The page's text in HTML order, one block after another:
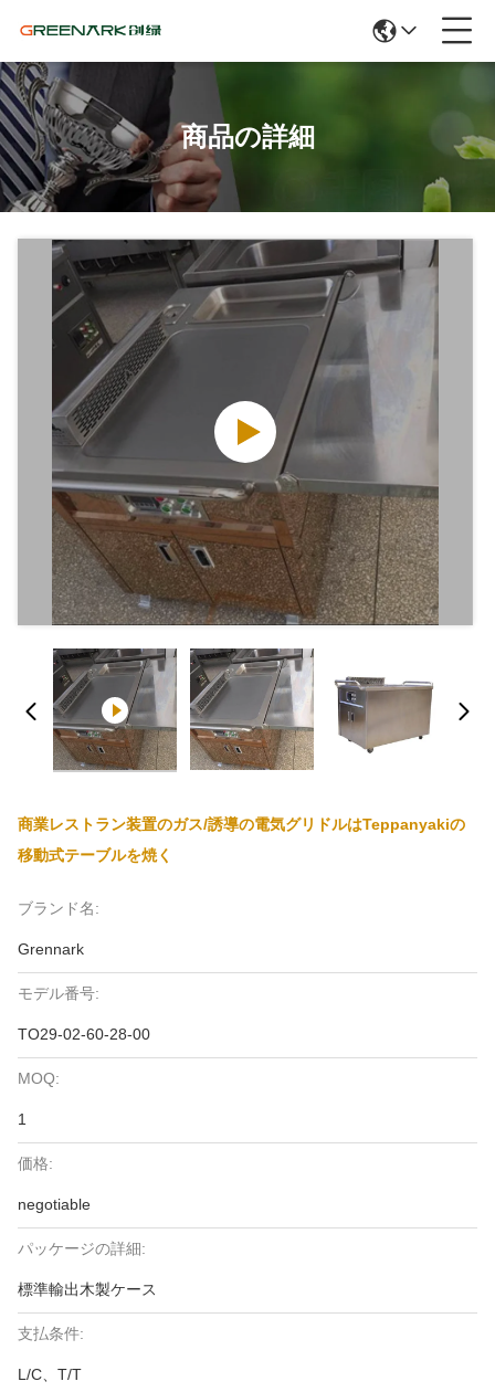
商品の詳細
商業レストラン装置のガス/誘導の電気グリドルはTeppanyakiの
移動式テーブルを焼く
ブランド名:
Grennark
モデル番号:
TO29-02-60-28-00
MOQ:
1
価格:
negotiable
パッケージの詳細:
標準輸出木製ケース
支払条件:
L/C、T/T